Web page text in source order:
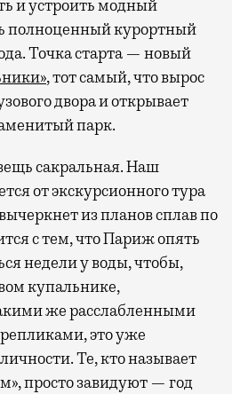
и устроить модный
полноценный курортный
Точка старта — новый
, тот самый, что вырос
двора и открывает
парк.
сакральная. Наш
от экскурсионного тура
из планов сплав по
с тем, что Париж опять
недели у воды, чтобы,
купальнике,
же расслабленными
это уже
Те, кто называет
просто завидуют — год